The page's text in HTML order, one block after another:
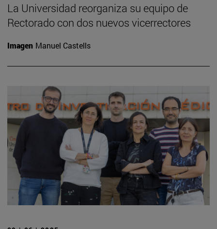
La Universidad reorganiza su equipo de
Rectorado con dos nuevos vicerrectores
Imagen Manuel Castells